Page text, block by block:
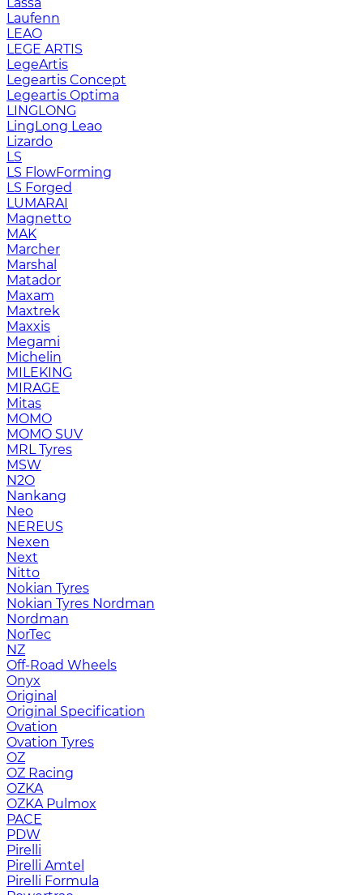
Laufenn
LEAO
LEGE ARTIS
LegeArtis
Legeartis Concept
Legeartis Optima
LINGLONG
LingLong Leao
Lizardo
LS
LS FlowForming
LS Forged
LUMARAI
Magnetto
MAK
Marcher
Marshal
Matador
Maxam
Maxtrek
Maxxis
Megami
Michelin
MILEKING
MIRAGE
Mitas
MOMO
MOMO SUV
MRL Tyres
MSW
N2O
Nankang
Neo
NEREUS
Nexen
Next
Nitto
Nokian Tyres
Nokian Tyres Nordman
Nordman
NorTec
NZ
Off-Road Wheels
Onyx
Original
Original Specification
Ovation
Ovation Tyres
OZ
OZ Racing
OZKA
OZKA Pulmox
PACE
PDW
Pirelli
Pirelli Amtel
Pirelli Formula